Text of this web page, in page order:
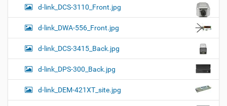
d-link_DCS-3110_Front.jpg
d-link_DWA-556_Front.jpg
d-link_DCS-3415_Back.jpg
d-link_DPS-300_Back.jpg
d-link_DEM-421XT_site.jpg